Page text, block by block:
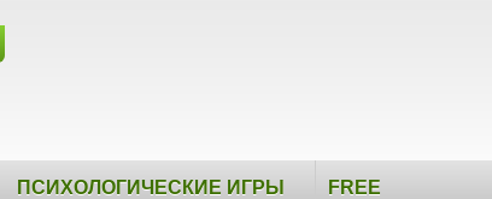
ПСИХОЛОГИЧЕСКИЕ ИГРЫ FREE